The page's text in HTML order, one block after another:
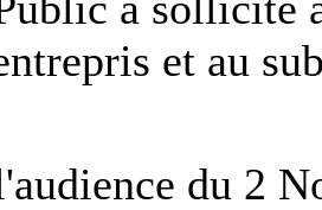
et au
du 2